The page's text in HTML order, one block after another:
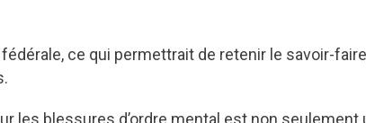
ce qui permettrait de retenir le savoir-
les blessures d’ordre mental est non seulement